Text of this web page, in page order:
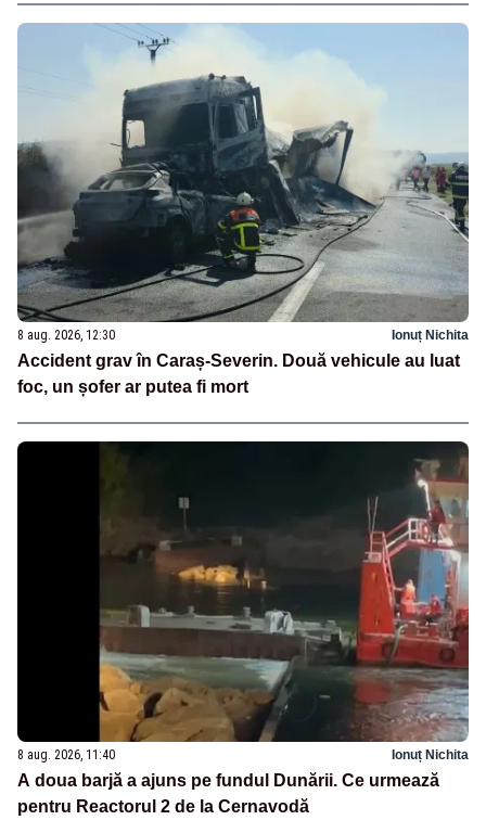
8 aug. 2026, 12:30 Ionuț Nichita
Accident grav în Caraș-Severin. Două vehicule au luat
foc, un șofer ar putea fi mort
8 aug. 2026, 11:40 Ionuț Nichita
A doua barjă a ajuns pe fundul Dunării. Ce urmează
pentru Reactorul 2 de la Cernavodă